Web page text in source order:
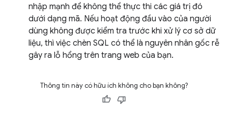
nhập mạnh để không thể thực thi các giá trị đó
dưới dạng mã. Nếu hoạt động đầu vào của người
dùng không được kiểm tra trước khi xử lý cơ sở dữ
liệu, thì việc chèn SQL có thể là nguyên nhân gốc rễ
gây ra lỗ hổng trên trang web của bạn.
Thông tin này có hữu ích không cho bạn không?